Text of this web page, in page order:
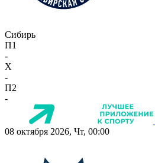
Сибирь
П1
-
X
-
П2
-
08 октября 2026, Чт, 00:00